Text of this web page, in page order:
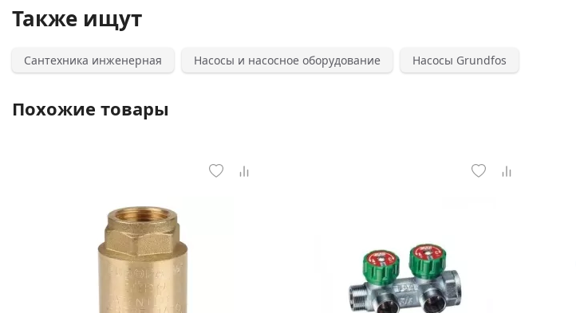
Также ищут
Сантехника инженерная Насосы и насосное оборудование Насосы Grundfos
Похожие товары